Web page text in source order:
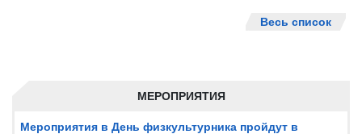
МЕРОПРИЯТИЯ
Мероприятия в День физкультурника пройдут в
Весь список